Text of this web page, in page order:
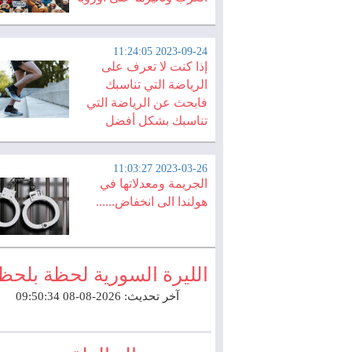
2023-09-24 11:24:05
إذا كنت لا تعرف على
الرياضة التي تناسبك
فابحث عن الرياضة التي
تناسبك بشكل أفضل
2023-03-26 11:03:27
الجريمة ومعدلاتها في
هولندا الى انخفاض......
الليرة السورية لحظة
آخر تحديث: 2026-08-08 09:50:34